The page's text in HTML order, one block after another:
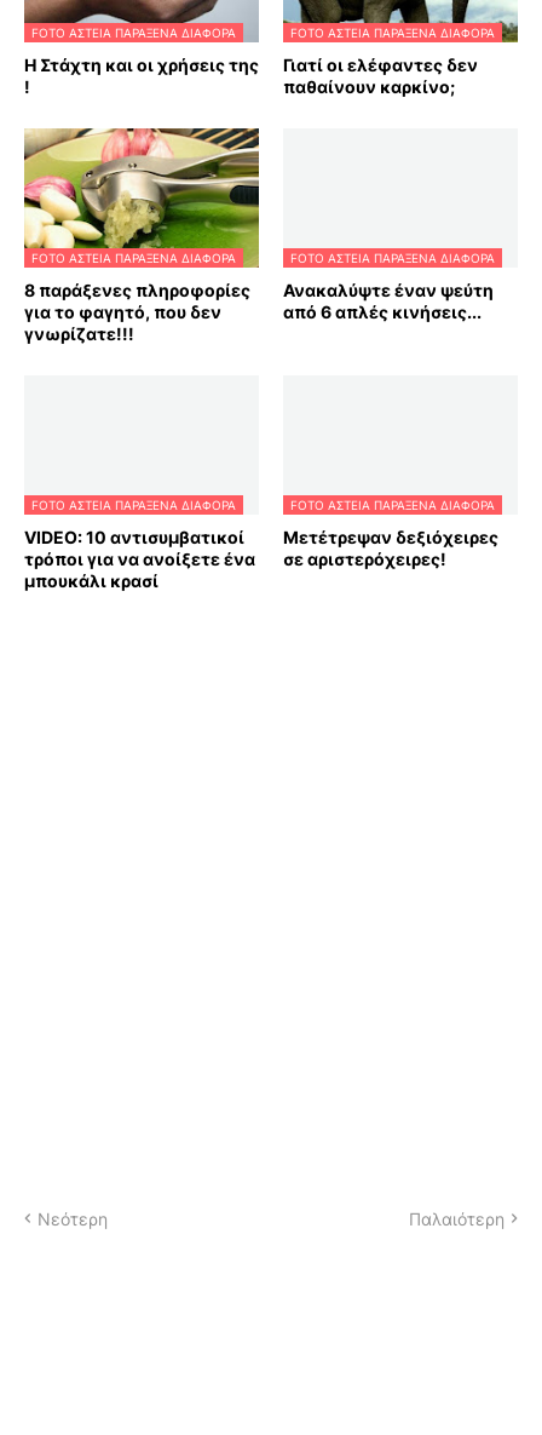
FOTO ΑΣΤΕΙΑ ΠΑΡΑΞΕΝΑ ΔΙΑΦΟΡΑ
Η Στάχτη και οι χρήσεις της
!
FOTO ΑΣΤΕΙΑ ΠΑΡΑΞΕΝΑ ΔΙΑΦΟΡΑ
Γιατί οι ελέφαντες δεν
παθαίνουν καρκίνο;
FOTO ΑΣΤΕΙΑ ΠΑΡΑΞΕΝΑ ΔΙΑΦΟΡΑ
8 παράξενες πληροφορίες
για το φαγητό, που δεν
γνωρίζατε!!!
FOTO ΑΣΤΕΙΑ ΠΑΡΑΞΕΝΑ ΔΙΑΦΟΡΑ
Ανακαλύψτε έναν ψεύτη
από 6 απλές κινήσεις...
FOTO ΑΣΤΕΙΑ ΠΑΡΑΞΕΝΑ ΔΙΑΦΟΡΑ
VIDEO: 10 αντισυμβατικοί
τρόποι για να ανοίξετε ένα
μπουκάλι κρασί
FOTO ΑΣΤΕΙΑ ΠΑΡΑΞΕΝΑ ΔΙΑΦΟΡΑ
Μετέτρεψαν δεξιόχειρες
σε αριστερόχειρες!
Νεότερη Παλαιότερη